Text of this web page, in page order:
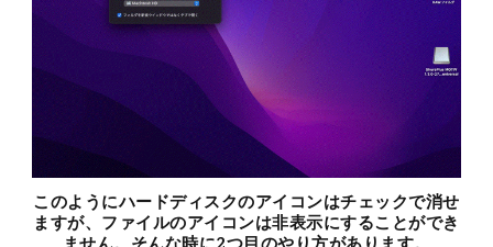
このようにハードディスクのアイコンはチェックで消せ
ますが、ファイルのアイコンは非表示にすることができ